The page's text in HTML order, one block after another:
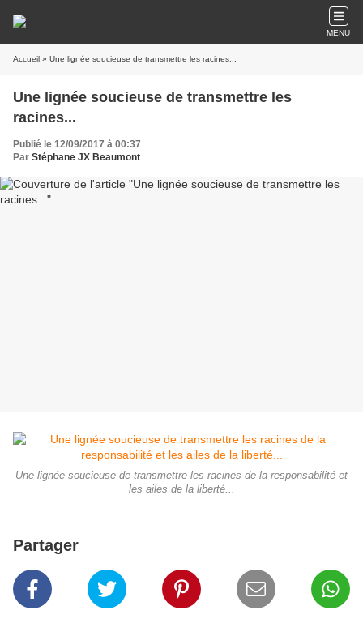
MENU
Accueil » Une lignée soucieuse de transmettre les racines...
Une lignée soucieuse de transmettre les
racines...
Publié le 12/09/2017 à 00:37
Par Stéphane JX Beaumont
Une lignée soucieuse de transmettre les racines de la responsabilité et
les ailes de la liberté...
Partager